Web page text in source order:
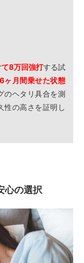
8万回強打する試
月間乗せた状態
のヘタリ具合を測
性の高さを証明し
心の選択